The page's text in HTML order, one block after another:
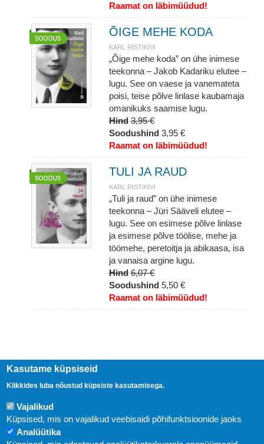
Raamat on läbimüüdud!
ÕIGE MEHE KODA
KARL RISTIKIVI
„Õige mehe koda” on ühe inimese
teekonna – Jakob Kadariku elutee –
lugu. See on vaese ja vanemateta
poisi, teise põlve linlase kaubamaja
omanikuks saamise lugu.
Hind 3,95 €
Soodushind 3,95 €
Raamat on läbimüüdud!
TULI JA RAUD
KARL RISTIKIVI
„Tuli ja raud” on ühe inimese
teekonna – Jüri Sääveli elutee –
lugu. See on esimese põlve linlase
ja esimese põlve töölise, mehe ja
töömehe, peretoitja ja abikaasa, isa
ja vanaisa argine lugu.
Hind 6,07 €
Soodushind 5,50 €
Raamat on läbimüüdud!
Kasutame küpsiseid
Klikkides luba nõustud küpsiste kasutamisega.
Vajalikud
Küpsised, mis on vajalikud veebisaidi põhifunktsioonide jaoks
Analüütika